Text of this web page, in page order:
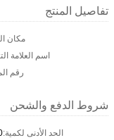
تفاصيل المنتج
مكان
اسم العلامة
رقم
شروط الدفع والشحن
الحد الأدنى لكمية: